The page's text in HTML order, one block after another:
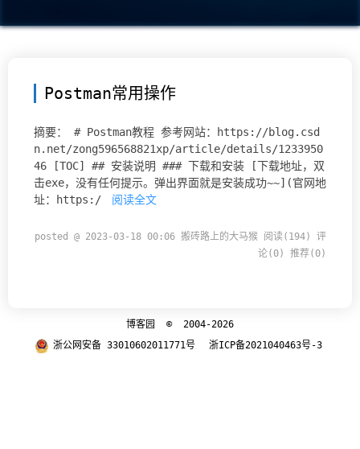
Postman常用操作
摘要： # Postman教程 参考网站：https://blog.csd
n.net/zong596568821xp/article/details/1233950
46 [TOC] ## 安装说明 ### 下载和安装 [下载地址，双
击exe，没有任何提示。弹出界面就是安装成功~~](官网地
址：https:/
阅读全文
posted @ 2023-03-18 00:06 搬砖路上的大马猴 阅读(194)
评
论(0)
推荐(0)
博客园
© 2004-2026
浙公网安备 33010602011771号
浙ICP备2021040463号-3